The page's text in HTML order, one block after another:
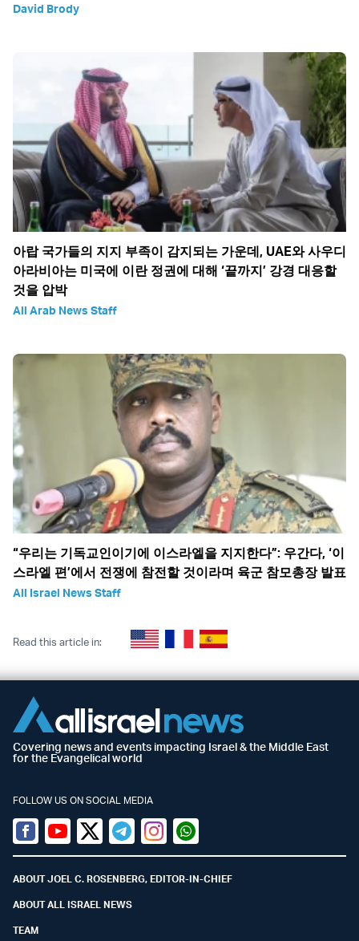
David Brody
아랍 국가들의 지지 부족이 감지되는 가운데, UAE와 사우디
아라비아는 미국에 이란 정권에 대해 ‘끝까지’ 강경 대응할
것을 압박
All Arab News Staff
“우리는 기독교인이기에 이스라엘을 지지한다”: 우간다, ‘이
스라엘 편’에서 전쟁에 참전할 것이라며 육군 참모총장 발표
All Israel News Staff
Read this article in:
Covering news and events impacting Israel & the Middle East
for the Evangelical world
FOLLOW US ON SOCIAL MEDIA
Facebook
YoutubeTwitter (X)
TelegramInstagramWhatsapp
ABOUT JOEL C. ROSENBERG, EDITOR-IN-CHIEF
ABOUT ALL ISRAEL NEWS
TEAM